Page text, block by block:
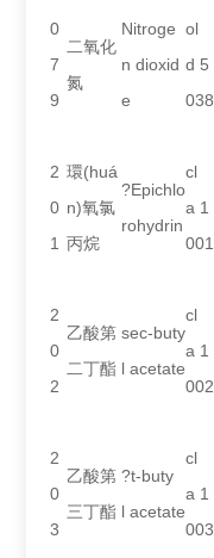
0
7
9
二氧化
氮
Nitroge
n dioxid
e
ol
d 5
038
2
0
1
環(huá
n)氧氯
丙烷
?Epichlo
rohydrin
cl
a 1
001
2
0
2
乙酸第
二丁酯
sec-buty
l acetate
cl
a 1
002
2
0
3
乙酸第
三丁酯
?t-buty
l acetate
cl
a 1
003